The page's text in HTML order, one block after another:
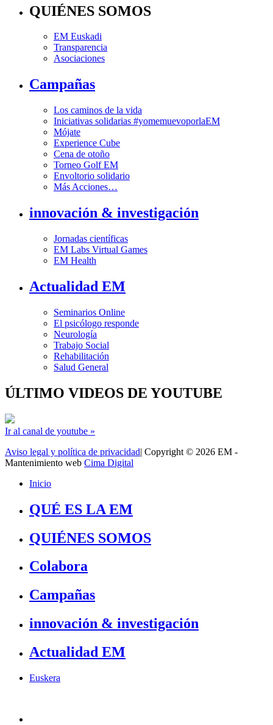
QUIÉNES SOMOS
EM Euskadi
Transparencia
Asociaciones
Campañas
Los caminos de la vida
Iniciativas solidarias #yomemuevoporlaEM
Mójate
Experience Cube
Cena de otoño
Torneo Golf EM
Envoltorio solidario
Más Acciones…
innovación & investigación
Jornadas científicas
EM Labs Virtual Games
EM Health
Actualidad EM
Seminarios Online
El psicólogo responde
Neurología
Trabajo Social
Rehabilitación
Salud General
ÚLTIMO VIDEOS DE YOUTUBE
Ir al canal de youtube »
Aviso legal y política de privacidad| Copyright © 2026 EM -
Mantenimiento web Cima Digital
Inicio
QUÉ ES LA EM
QUIÉNES SOMOS
Colabora
Campañas
innovación & investigación
Actualidad EM
Euskera